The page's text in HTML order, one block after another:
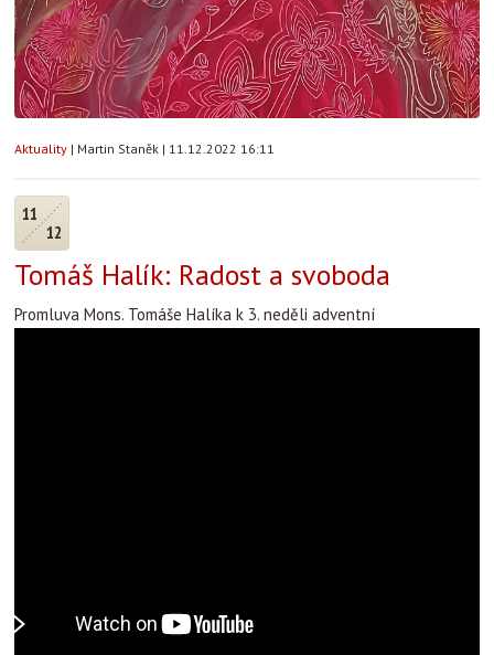
Aktuality | Martin Staněk | 11.12.2022 16:11
11
12
Tomáš Halík: Radost a svoboda
Promluva Mons. Tomáše Halíka k 3. neděli adventní